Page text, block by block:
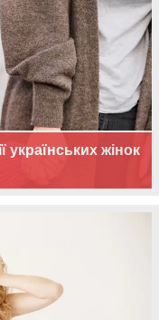
українських жінок